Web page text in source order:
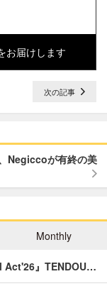
お届けします
次の記事
Negiccoが有終の美
Monthly
Act'26』TENDOU…